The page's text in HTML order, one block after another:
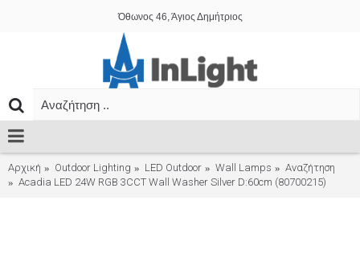
Όθωνος 46, Άγιος Δημήτριος
Αρχική Outdoor Lighting LED Outdoor Wall Lamps
Αναζήτηση
Acadia LED 24W RGB 3CCT Wall Washer Silver D:60cm (80700215)